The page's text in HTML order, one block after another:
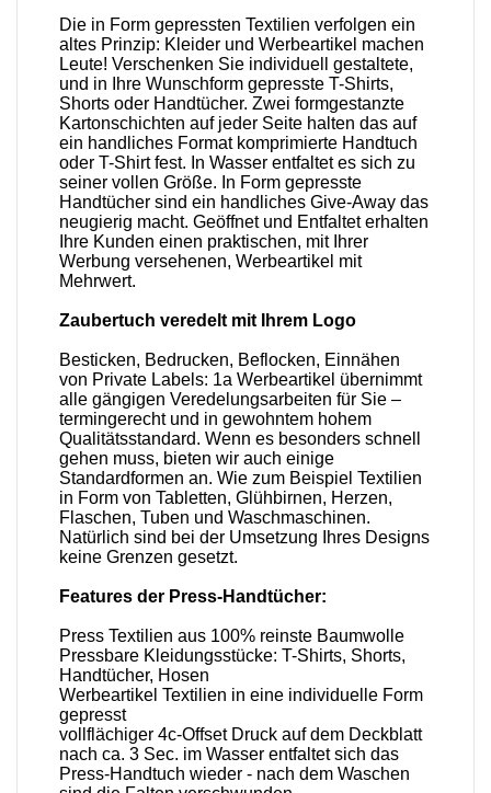
Die in Form gepressten Textilien verfolgen ein
altes Prinzip: Kleider und Werbeartikel machen
Leute! Verschenken Sie individuell gestaltete,
und in Ihre Wunschform gepresste T-Shirts,
Shorts oder Handtücher. Zwei formgestanzte
Kartonschichten auf jeder Seite halten das auf
ein handliches Format komprimierte Handtuch
oder T-Shirt fest. In Wasser entfaltet es sich zu
seiner vollen Größe. In Form gepresste
Handtücher sind ein handliches Give-Away das
neugierig macht. Geöffnet und Entfaltet erhalten
Ihre Kunden einen praktischen, mit Ihrer
Werbung versehenen, Werbeartikel mit
Mehrwert.
Zaubertuch veredelt mit Ihrem Logo
Besticken, Bedrucken, Beflocken, Einnähen
von Private Labels: 1a Werbeartikel übernimmt
alle gängigen Veredelungsarbeiten für Sie –
termingerecht und in gewohntem hohem
Qualitätsstandard. Wenn es besonders schnell
gehen muss, bieten wir auch einige
Standardformen an. Wie zum Beispiel Textilien
in Form von Tabletten, Glühbirnen, Herzen,
Flaschen, Tuben und Waschmaschinen.
Natürlich sind bei der Umsetzung Ihres Designs
keine Grenzen gesetzt.
Features der Press-Handtücher:
Press Textilien aus 100% reinste Baumwolle
Pressbare Kleidungsstücke: T-Shirts, Shorts,
Handtücher, Hosen
Werbeartikel Textilien in eine individuelle Form
gepresst
vollflächiger 4c-Offset Druck auf dem Deckblatt
nach ca. 3 Sec. im Wasser entfaltet sich das
Press-Handtuch wieder - nach dem Waschen